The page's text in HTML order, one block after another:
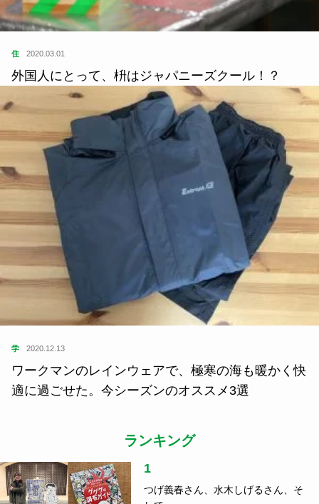
住 2020.03.01
外国人にとって、枡はジャパニーズクール！？
学 2020.12.13
ワークマンのレインウェアで、極寒の海も暖かく快
適に過ごせた。今シーズンのオススメ3選
ランキング
1
つげ義春さん、水木しげるさん、そ